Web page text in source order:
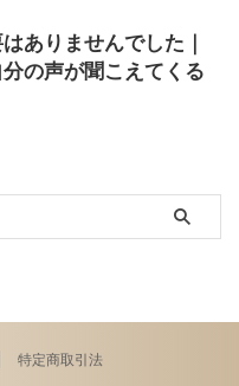
ありませんでした｜
の声が聞こえてくる
特定商取引法